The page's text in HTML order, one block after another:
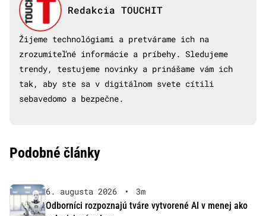
Redakcia TOUCHIT
Žijeme technológiami a pretvárame ich na
zrozumiteľné informácie a príbehy. Sledujeme
trendy, testujeme novinky a prinášame vám ich
tak, aby ste sa v digitálnom svete cítili
sebavedomo a bezpečne.
Podobné články
6. augusta 2026 •
3m
Odborníci rozpoznajú tváre vytvorené AI v menej ako